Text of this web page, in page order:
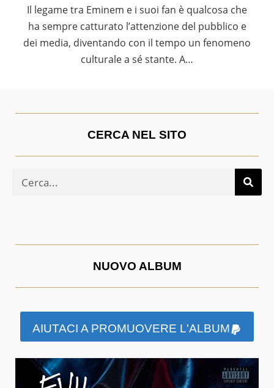
Il legame tra Eminem e i suoi fan è qualcosa che
ha sempre catturato l’attenzione del pubblico e
dei media, diventando con il tempo un fenomeno
culturale a sé stante. A…
CERCA NEL SITO
NUOVO ALBUM
AIUTACI A PROMUOVERE L'ALBUM